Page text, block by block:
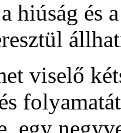
hiúság és
viselő
egy